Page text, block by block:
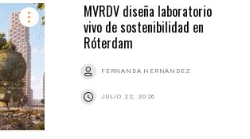
MVRDV diseña laboratorio
vivo de sostenibilidad en
Róterdam
FERNANDA HERNÁNDEZ
JULIO 22, 2026